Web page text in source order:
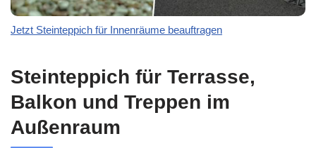
Jetzt Steinteppich für Innenräume beauftragen
Steinteppich für Terrasse,
Balkon und Treppen im
Außenraum